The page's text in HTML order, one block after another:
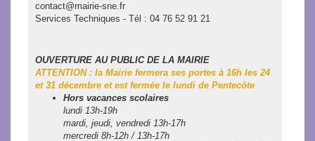
contact@mairie-sne.fr
Services Techniques - Tél : 04 76 52 91 21
OUVERTURE AU PUBLIC DE LA MAIRIE
ATTENTION : la Mairie fermera ses portes à 16h les 24
et 31 décembre et est fermée le lundi de Pentecôte
Hors vacances scolaires
lundi 13h-19h
mardi, jeudi, vendredi 13h-17h
mercredi 8h-12h / 13h-17h